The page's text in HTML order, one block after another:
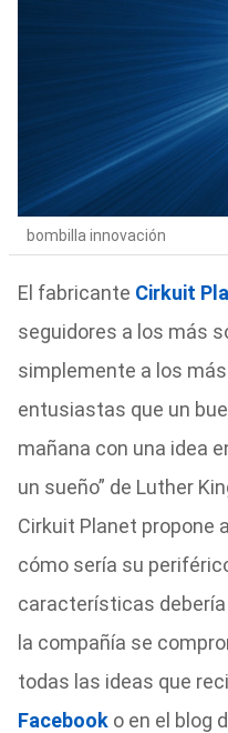
bombilla innovación
El fabricante Cirkuit
seguidores a los más
simplemente a los
entusiastas que un
mañana con una idea
un sueño” de Luther
Cirkuit Planet propone
cómo sería su
características
la compañía se
todas las ideas que
Facebooko en el blog